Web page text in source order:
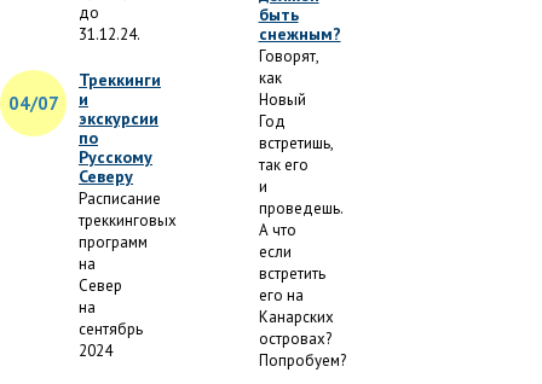
до
31.12.24.
04/07
Треккинги
и
экскурсии
по
Русскому
Северу
Расписание
треккинговых
программ
на
Север
на
сентябрь
2024
быть
снежным?
Говорят,
как
Новый
Год
встретишь,
так его
и
проведешь.
А что
если
встретить
его на
Канарских
островах?
Попробуем?